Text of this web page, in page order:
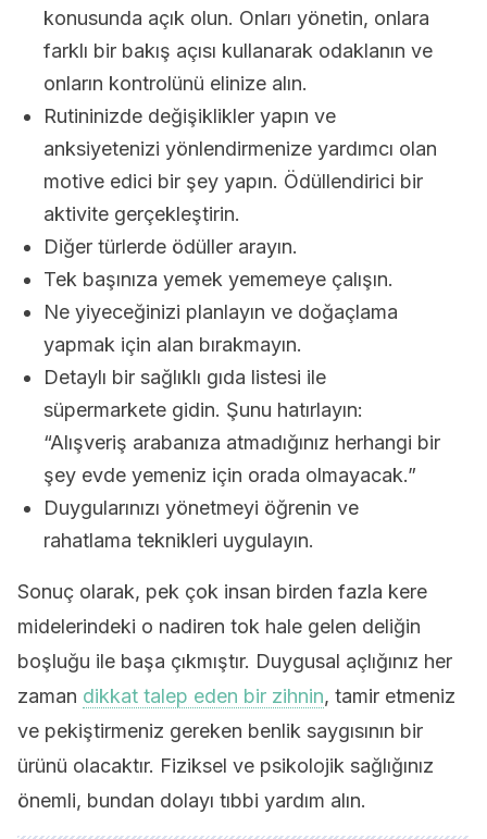
konusunda açık olun. Onları yönetin, onlara
farklı bir bakış açısı kullanarak odaklanın ve
onların kontrolünü elinize alın.
Rutininizde değişiklikler yapın ve
anksiyetenizi yönlendirmenize yardımcı olan
motive edici bir şey yapın. Ödüllendirici bir
aktivite gerçekleştirin.
Diğer türlerde ödüller arayın.
Tek başınıza yemek yememeye çalışın.
Ne yiyeceğinizi planlayın ve doğaçlama
yapmak için alan bırakmayın.
Detaylı bir sağlıklı gıda listesi ile
süpermarkete gidin. Şunu hatırlayın:
“Alışveriş arabanıza atmadığınız herhangi bir
şey evde yemeniz için orada olmayacak.”
Duygularınızı yönetmeyi öğrenin ve
rahatlama teknikleri uygulayın.
Sonuç olarak, pek çok insan birden fazla kere
midelerindeki o nadiren tok hale gelen deliğin
boşluğu ile başa çıkmıştır. Duygusal açlığınız her
zaman dikkat talep eden bir zihnin, tamir etmeniz
ve pekiştirmeniz gereken benlik saygısının bir
ürünü olacaktır. Fiziksel ve psikolojik sağlığınız
önemli, bundan dolayı tıbbi yardım alın.